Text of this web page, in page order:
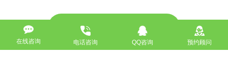
免费获取策划方案及报价
联系专业的商务顾问，制定方案，专业设计，一对一咨询及其
在线咨询 电话咨询 QQ咨询 预约顾问